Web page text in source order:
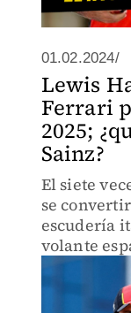
01.02.2024/
Lewis
Ferrari
2025;
Sainz?
El siete
se
escudería
volante
nuevo